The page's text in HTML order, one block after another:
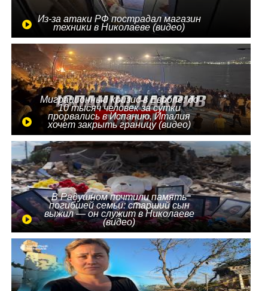
Из-за атаки РФ пострадал магазин
техники в Николаеве (видео)
Миграционный кризис в Европе: до
10 тысяч человек за сутки
прорвались в Испанию, Италия
хочет закрыть границу (видео)
В Радушном почтили память
погибшей семьи: старший сын
выжил — он служит в Николаеве
(видео)